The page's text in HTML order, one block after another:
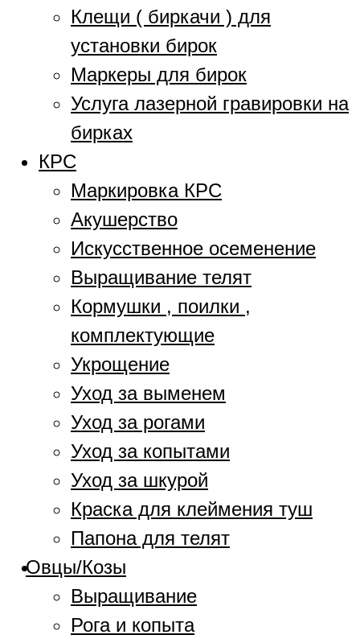
Клещи ( биркачи ) для
установки бирок
Маркеры для бирок
Услуга лазерной гравировки на
бирках
КРС
Маркировка КРС
Акушерство
Искусственное осеменение
Выращивание телят
Кормушки , поилки ,
комплектующие
Укрощение
Уход за выменем
Уход за рогами
Уход за копытами
Уход за шкурой
Краска для клеймения туш
Папона для телят
Овцы/Козы
Выращивание
Рога и копыта